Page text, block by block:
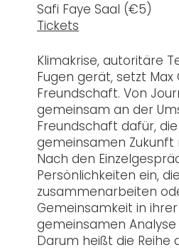
Safi Faye Saal (€5)
Tickets
Klimakrise, autoritäre
Fugen gerät, setzt
Freundschaft. Von
gemeinsam an der
Freundschaft dafür,
gemeinsamen Zukunft
Nach den
Persönlichkeiten ein,
zusammenarbeiten
Gemeinsamkeit in
gemeinsamen
Darum heißt die Reihe